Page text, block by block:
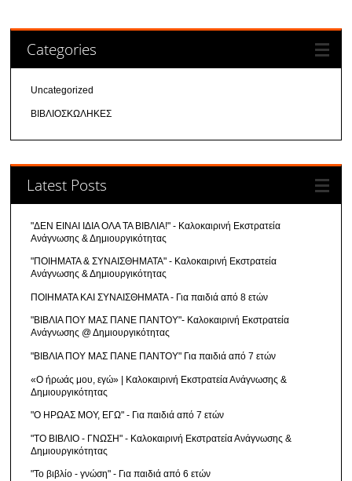
Categories
Uncategorized
ΒΙΒΛΙΟΣΚΩΛΗΚΕΣ
Latest Posts
"ΔΕΝ ΕΙΝΑΙ ΙΔΙΑ ΟΛΑ ΤΑ ΒΙΒΛΙΑ!" - Καλοκαιρινή Εκστρατεία
Ανάγνωσης & Δημιουργικότητας
"ΠΟΙΗΜΑΤΑ & ΣΥΝΑΙΣΘΗΜΑΤΑ" - Καλοκαιρινή Εκστρατεία
Ανάγνωσης & Δημιουργικότητας
ΠΟΙΗΜΑΤΑ ΚΑΙ ΣΥΝΑΙΣΘΗΜΑΤΑ - Για παιδιά από 8 ετών
"ΒΙΒΛΙΑ ΠΟΥ ΜΑΣ ΠΑΝΕ ΠΑΝΤΟΥ"- Καλοκαιρινή Εκστρατεία
Ανάγνωσης @ Δημιουργικότητας
"ΒΙΒΛΙΑ ΠΟΥ ΜΑΣ ΠΑΝΕ ΠΑΝΤΟΥ" Για παιδιά από 7 ετών
«Ο ήρωάς μου, εγώ» | Καλοκαιρινή Εκστρατεία Ανάγνωσης &
Δημιουργικότητας
"Ο ΗΡΩΑΣ ΜΟΥ, ΕΓΩ" - Για παιδιά από 7 ετών
"ΤΟ ΒΙΒΛΙΟ - ΓΝΩΣΗ" - Καλοκαιρινή Εκστρατεία Ανάγνωσης &
Δημιουργικότητας
"Το βιβλίο - γνώση" - Για παιδιά από 6 ετών